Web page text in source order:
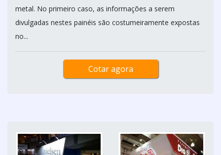
metal. No primeiro caso, as informações a serem
divulgadas nestes painéis são costumeiramente expostas
no...
Cotar agora